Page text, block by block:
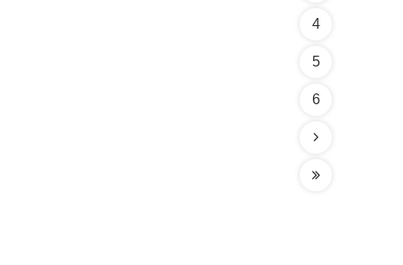
4
5
6